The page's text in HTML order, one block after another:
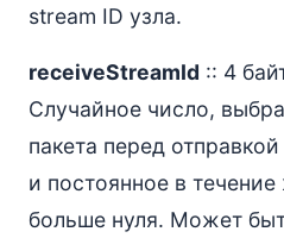
stream ID узла.
receiveStreamId :: 4
Случайное число,
пакета перед
и постоянное в
больше нуля. Может